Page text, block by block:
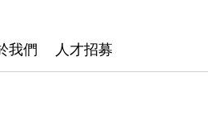
我們 人才招募